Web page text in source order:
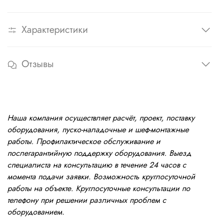
Характеристики
Отзывы
Наша компания осуществляет расчёт, проект, поставку
оборудования, пуско-наладочные и шеф-монтажные
работы. Профилактическое обслуживание и
послегарантийную поддержку оборудования. Выезд
специалиста на консультацию в течение 24 часов с
момента подачи заявки. Возможность круглосуточной
работы на объекте. Круглосуточные консультации по
телефону при решении различных проблем с
оборудованием.